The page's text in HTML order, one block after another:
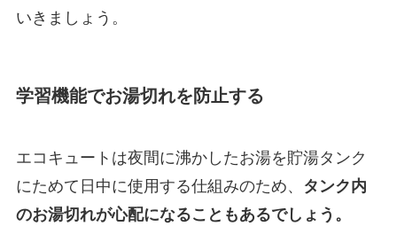
いきましょう。
学習機能でお湯切れを防止する
エコキュートは夜間に沸かしたお湯を貯湯タンク
にためて日中に使用する仕組みのため、
タンク内
のお湯切れが心配になることもあるでしょう。